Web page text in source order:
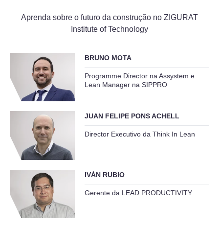
Aprenda sobre o futuro da construção no ZIGURAT
Institute of Technology
BRUNO MOTA
Programme Director na Assystem e
Lean Manager na SIPPRO
JUAN FELIPE PONS ACHELL
Director Executivo da Think In Lean
IVÁN RUBIO
Gerente da LEAD PRODUCTIVITY